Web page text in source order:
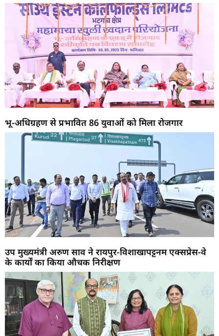
भू-अधिग्रहण से प्रभावित 86 युवाओं को मिला रोजगार
उप मुख्यमंत्री अरुण साव ने रायपुर-विशाखापट्टनम एक्सप्रेस-वे
के कार्यों का किया औचक निरीक्षण